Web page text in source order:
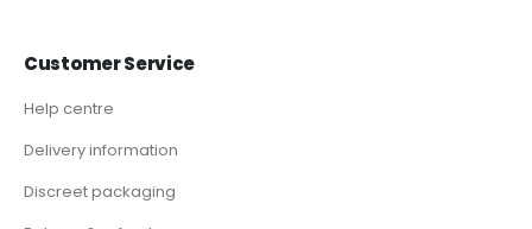
Customer Service
Help centre
Delivery information
Discreet packaging